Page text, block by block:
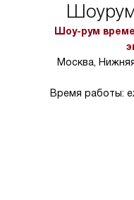
Шоу-рум
Москва,
Время работы: